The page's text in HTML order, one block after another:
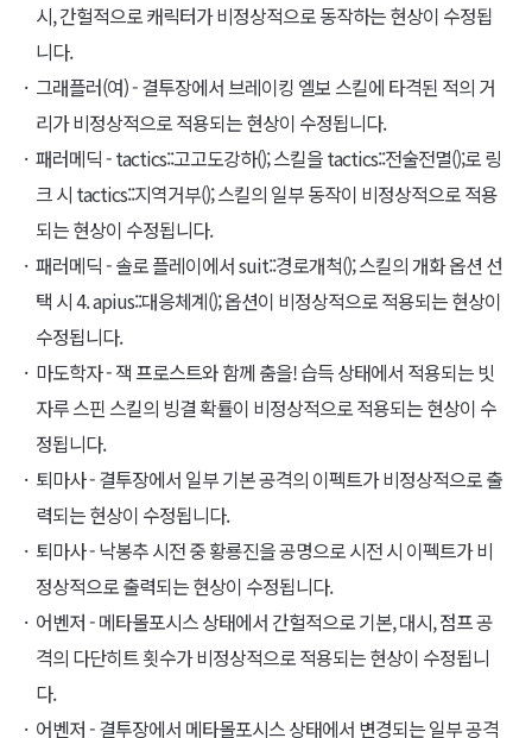
시, 간헐적으로 캐릭터가 비정상적으로 동작하는 현상이 수정됩
니다.
그래플러(여) - 결투장에서 브레이킹 엘보 스킬에 타격된 적의 거
리가 비정상적으로 적용되는 현상이 수정됩니다.
패러메딕 - tactics::고고도강하(); 스킬을 tactics::전술전멸();로 링
크 시 tactics::지역거부(); 스킬의 일부 동작이 비정상적으로 적용
되는 현상이 수정됩니다.
패러메딕 - 솔로 플레이에서 suit::경로개척(); 스킬의 개화 옵션 선
택 시 4. apius::대응체계(); 옵션이 비정상적으로 적용되는 현상이
수정됩니다.
마도학자 - 잭 프로스트와 함께 춤을! 습득 상태에서 적용되는 빗
자루 스핀 스킬의 빙결 확률이 비정상적으로 적용되는 현상이 수
정됩니다.
퇴마사 - 결투장에서 일부 기본 공격의 이펙트가 비정상적으로 출
력되는 현상이 수정됩니다.
퇴마사 - 낙봉추 시전 중 황룡진을 공명으로 시전 시 이펙트가 비
정상적으로 출력되는 현상이 수정됩니다.
어벤저 - 메타몰포시스 상태에서 간헐적으로 기본, 대시, 점프 공
격의 다단히트 횟수가 비정상적으로 적용되는 현상이 수정됩니
다.
어벤저 - 결투장에서 메타몰포시스 상태에서 변경되는 일부 공격